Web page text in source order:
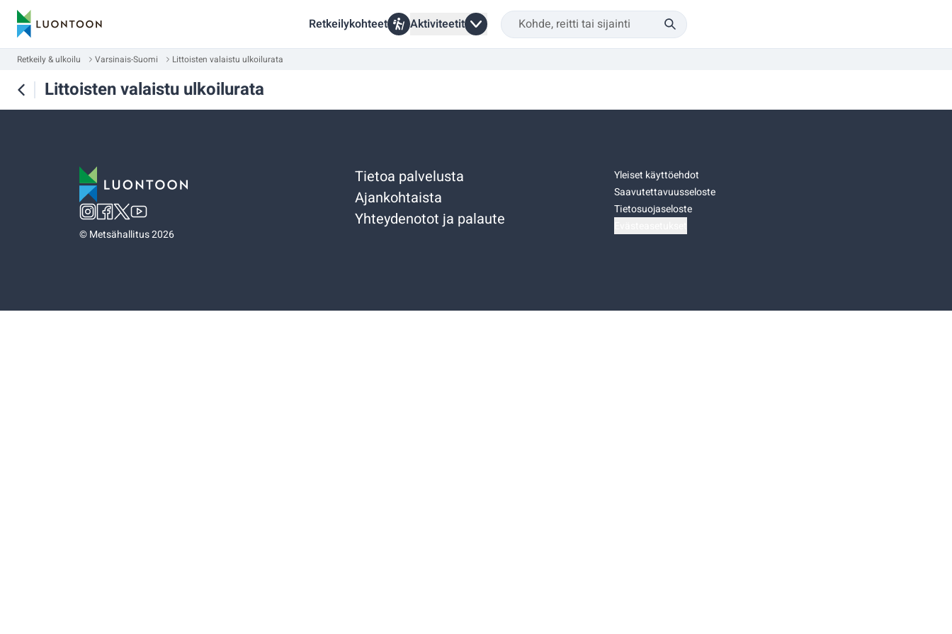
Retkeilykohteet Aktiviteetit
Retkeily & ulkoilu Varsinais-Suomi Littoisten valaistu ulkoilurata
Littoisten valaistu ulkoilurata
©Metsähallitus 2026
Tietoa palvelusta
Ajankohtaista
Yhteydenotot ja palaute
Yleiset käyttöehdot
Saavutettavuusseloste
Tietosuojaseloste